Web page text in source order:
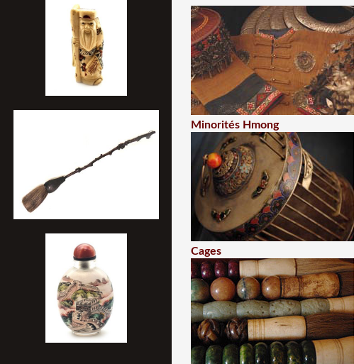
Minorités Hmong
Cages